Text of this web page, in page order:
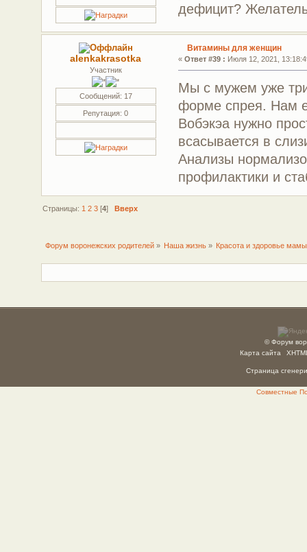
дефицит?
alenkakrasotka
Участник
Сообщений: 17
Репутация: 0
Витамины для женщин
«Ответ #39 : Июля 12, 2021,
Мы с мужем уже
форме спрея. Нам
Вобэкэа нужно
всасывается в
Анализы
профилактики и
Страницы: 1 2 3[4] Вверх
Форум воронежских родителей» Наша жизнь » Красота и здоровье мамы
© Форум
Карта сайта
Страница
Совместные